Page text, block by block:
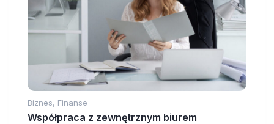
Biznes, Finanse
Współpraca z zewnętrznym biurem